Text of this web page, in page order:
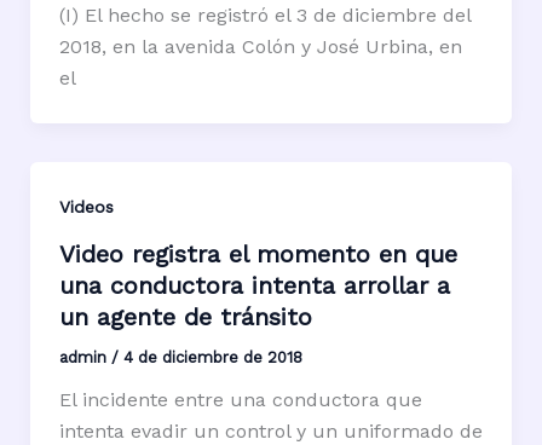
(I) El hecho se registró el 3 de diciembre del
2018, en la avenida Colón y José Urbina, en
el
Videos
Video registra el momento en que
una conductora intenta arrollar a
un agente de tránsito
admin / 4 de diciembre de 2018
El incidente entre una conductora que
intenta evadir un control y un uniformado de